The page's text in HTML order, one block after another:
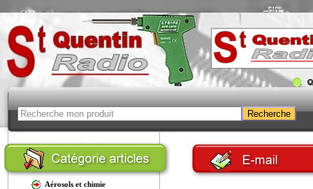
Aérosols et chimie